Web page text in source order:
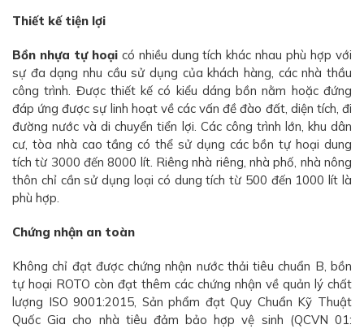
Thiết kế tiện lợi
Bồn nhựa tự hoạicó nhiều dung tích khác nhau phù hợp với
sự đa dạng nhu cầu sử dụng của khách hàng, các nhà thầu
công trình. Được thiết kế có kiểu dáng bồn nằm hoặc đứng
đáp ứng được sự linh hoạt về các vấn đề đào đất, diện tích, đi
đường nước và di chuyển tiển lợi. Các công trình lớn, khu dân
cư, tòa nhà cao tầng có thể sử dụng các bồn tự hoại dung
tích từ 3000 đến 8000 lít. Riêng nhà riêng, nhà phố, nhà nông
thôn chỉ cần sử dụng loại có dung tích từ 500 đến 1000 lít là
phù hợp.
Chứng nhận an toàn
Không chỉ đạt được chứng nhận nước thải tiêu chuẩn B, bồn
tự hoại ROTO còn đạt thêm các chứng nhận về quản lý chất
lượng ISO 9001:2015, Sản phẩm đạt Quy Chuẩn Kỹ Thuật
Quốc Gia cho nhà tiêu đảm bảo hợp vệ sinh (QCVN 01: